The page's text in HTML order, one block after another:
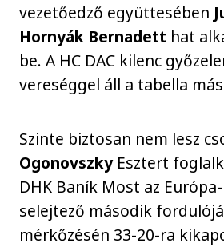
vezetőedző együttesében
Hornyák Bernadett hat
be. A HC DAC kilenc
vereséggel áll a tabella
Szinte biztosan nem lesz
Ogonovszky Esztert
DHK Baník Most az
selejtező második
mérkőzésén 33-20-ra